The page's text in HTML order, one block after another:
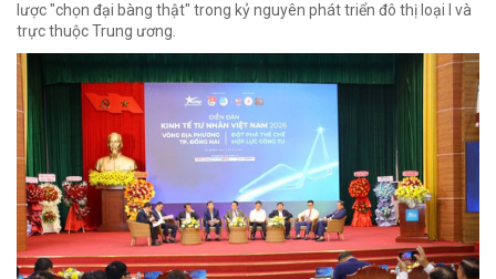
lược "chọn đại bàng thật" trong kỷ nguyên phát triển đô thị loại I và
trực thuộc Trung ương.